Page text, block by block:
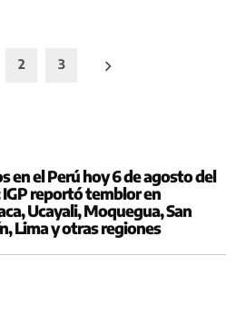
2 3
en el Perú hoy 6 de agosto del
reportó temblor en
Ucayali, Moquegua, San
Lima y otras regiones